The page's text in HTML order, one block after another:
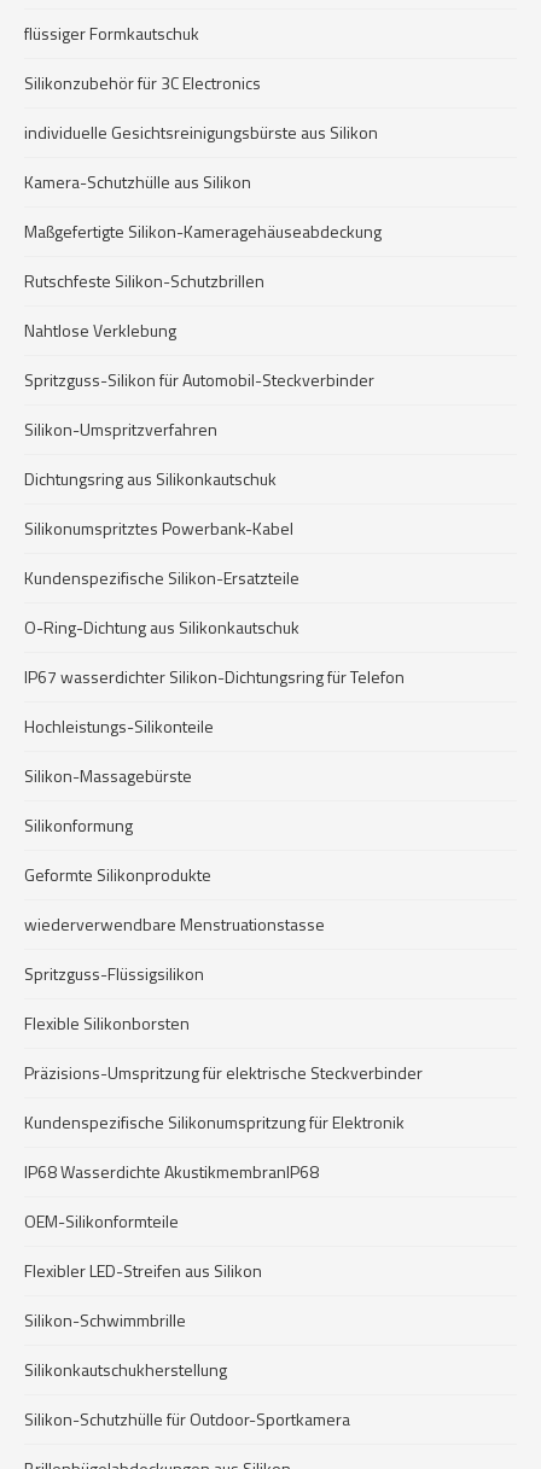
flüssiger Formkautschuk
Silikonzubehör für 3C Electronics
individuelle Gesichtsreinigungsbürste aus Silikon
Kamera-Schutzhülle aus Silikon
Maßgefertigte Silikon-Kameragehäuseabdeckung
Rutschfeste Silikon-Schutzbrillen
Nahtlose Verklebung
Spritzguss-Silikon für Automobil-Steckverbinder
Silikon-Umspritzverfahren
Dichtungsring aus Silikonkautschuk
Silikonumspritztes Powerbank-Kabel
Kundenspezifische Silikon-Ersatzteile
O-Ring-Dichtung aus Silikonkautschuk
IP67 wasserdichter Silikon-Dichtungsring für Telefon
Hochleistungs-Silikonteile
Silikon-Massagebürste
Silikonformung
Geformte Silikonprodukte
wiederverwendbare Menstruationstasse
Spritzguss-Flüssigsilikon
Flexible Silikonborsten
Präzisions-Umspritzung für elektrische Steckverbinder
Kundenspezifische Silikonumspritzung für Elektronik
IP68 Wasserdichte AkustikmembranIP68
OEM-Silikonformteile
Flexibler LED-Streifen aus Silikon
Silikon-Schwimmbrille
Silikonkautschukherstellung
Silikon-Schutzhülle für Outdoor-Sportkamera